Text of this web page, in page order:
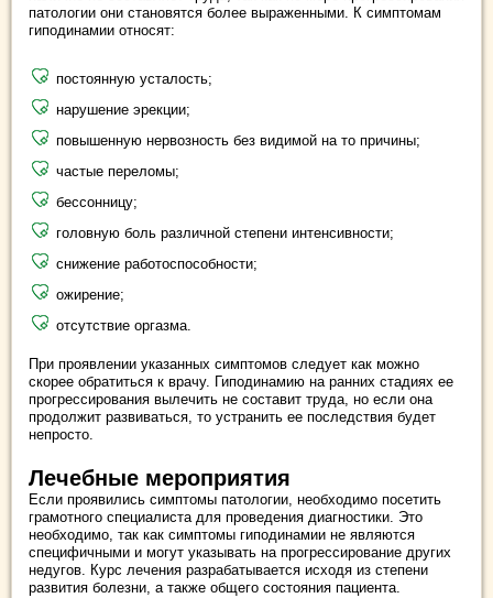
патологии они становятся более выраженными. К симптомам
гиподинамии относят:
постоянную усталость;
нарушение эрекции;
повышенную нервозность без видимой на то причины;
частые переломы;
бессонницу;
головную боль различной степени интенсивности;
снижение работоспособности;
ожирение;
отсутствие оргазма.
При проявлении указанных симптомов следует как можно
скорее обратиться к врачу. Гиподинамию на ранних стадиях ее
прогрессирования вылечить не составит труда, но если она
продолжит развиваться, то устранить ее последствия будет
непросто.
Лечебные мероприятия
Если проявились симптомы патологии, необходимо посетить
грамотного специалиста для проведения диагностики. Это
необходимо, так как симптомы гиподинамии не являются
специфичными и могут указывать на прогрессирование других
недугов. Курс лечения разрабатывается исходя из степени
развития болезни, а также общего состояния пациента.